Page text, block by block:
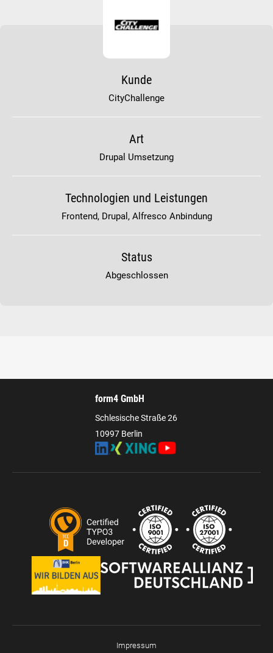
Kunde
CityChallenge
Art
Drupal Umsetzung
Technologien und Leistungen
Frontend, Drupal, Alfresco Anbindung
Status
Abgeschlossen
form4 GmbH
Schlesische Straße 26
10997 Berlin
Impressum